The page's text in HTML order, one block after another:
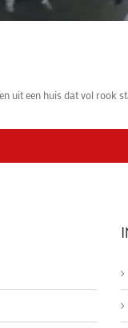
uit een huis dat vol rook